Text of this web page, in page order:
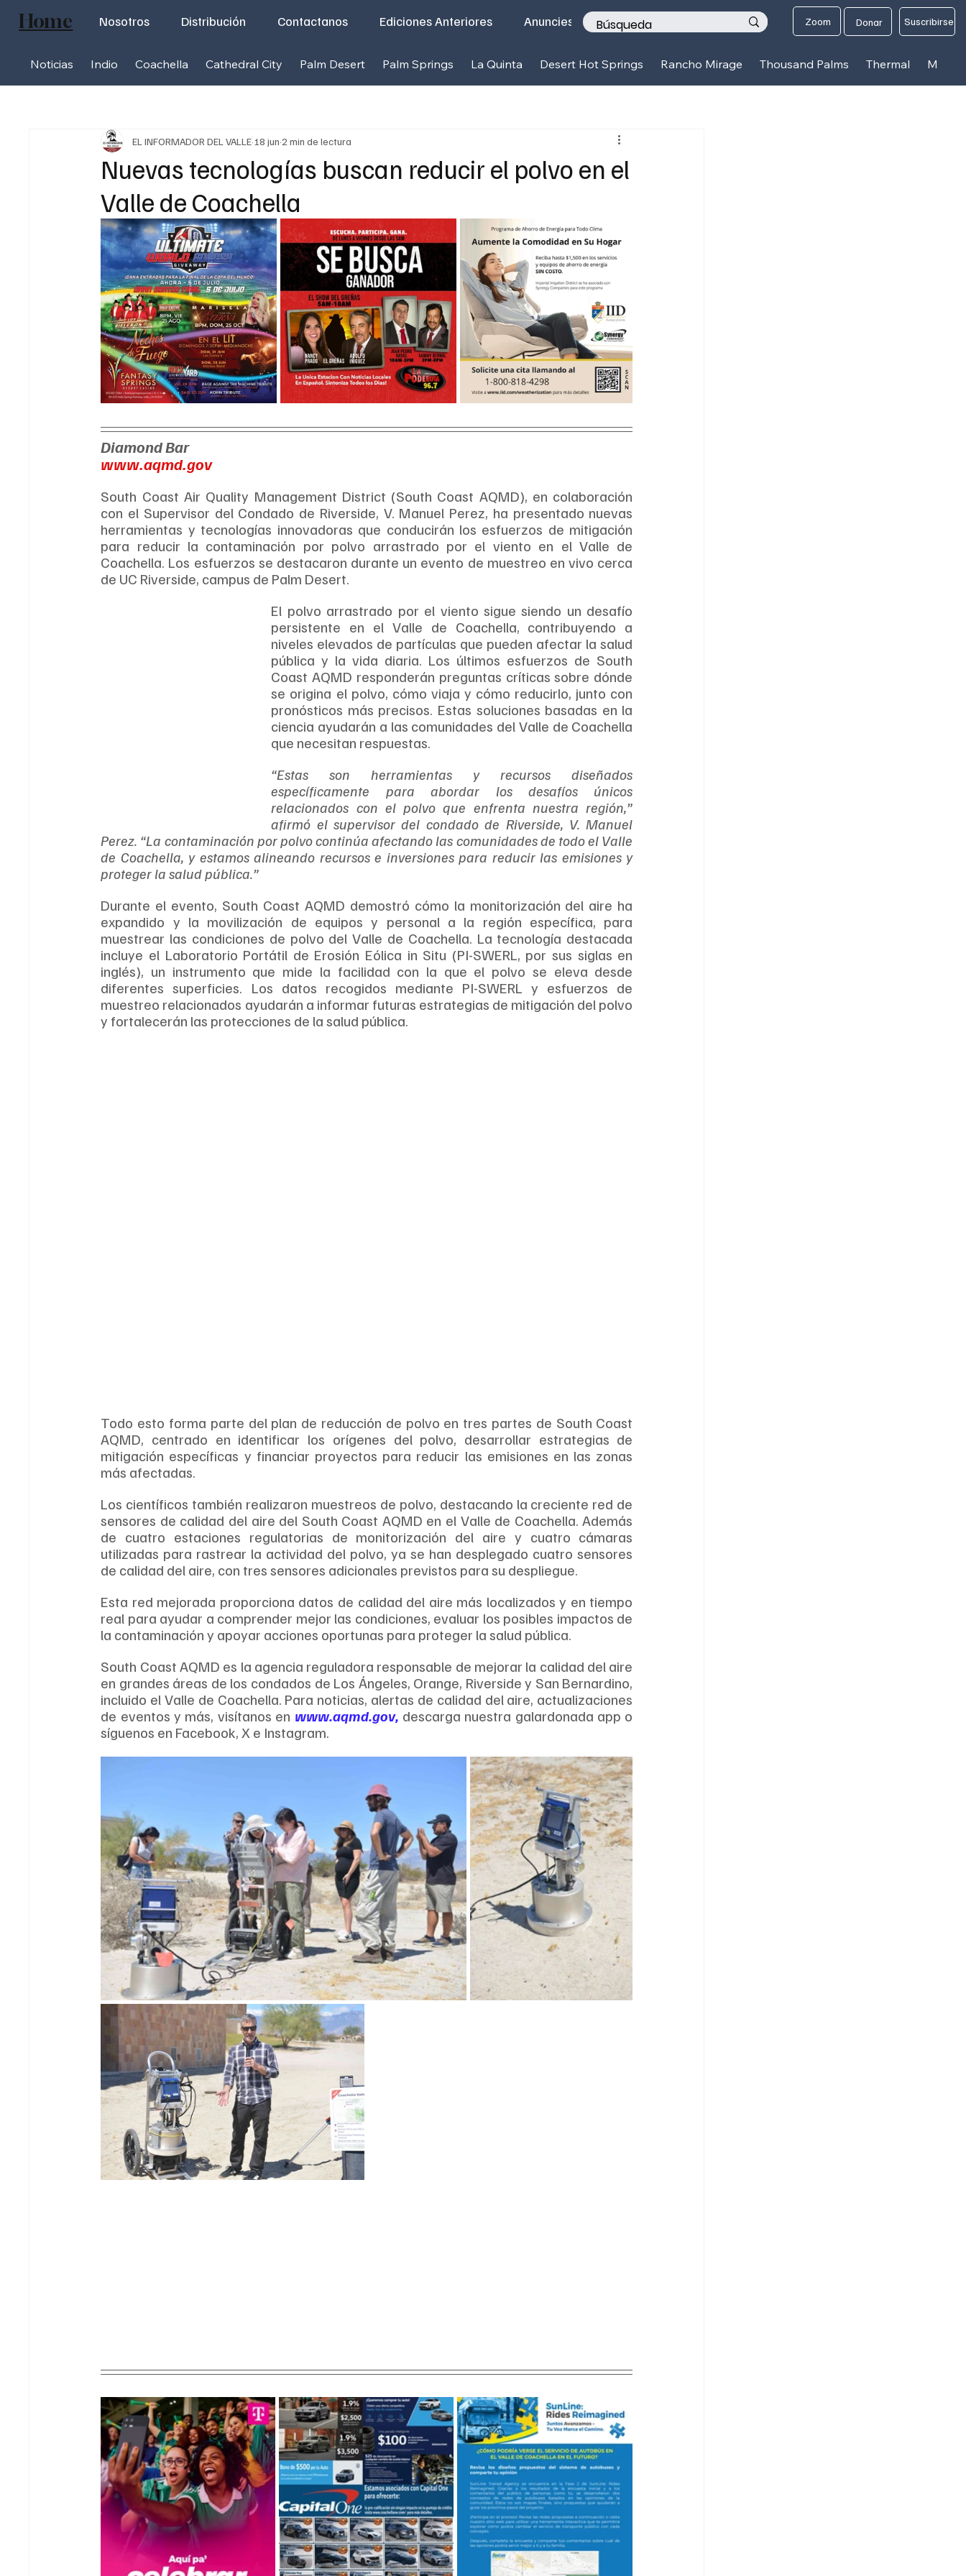
Noticias Indio Coachella Cathedral City Palm Desert Palm Springs La Quinta Desert Hot Springs Rancho Mirage Thousand Palms Thermal Mecca
Nosotros Distribución Contactanos Ediciones Anteriores Anunciese con nosotros Zoom Donar Suscribirse
Home
Nuevas tecnologías buscan reducir el polvo en el
Valle de Coachella
EL INFORMADOR DEL VALLE 18 jun 2 min de lectura
Diamond Bar
www.aqmd.gov
South Coast Air Quality Management District (South Coast AQMD), en colaboración
con el Supervisor del Condado de Riverside, V. Manuel Perez, ha presentado nuevas
herramientas y tecnologías innovadoras que conducirán los esfuerzos de mitigación
para reducir la contaminación por polvo arrastrado por el viento en el Valle de
Coachella. Los esfuerzos se destacaron durante un evento de muestreo en vivo cerca
de UC Riverside, campus de Palm Desert.
El polvo arrastrado por el viento sigue siendo un desafío
persistente en el Valle de Coachella, contribuyendo a
niveles elevados de partículas que pueden afectar la salud
pública y la vida diaria. Los últimos esfuerzos de South
Coast AQMD responderán preguntas críticas sobre dónde
se origina el polvo, cómo viaja y cómo reducirlo, junto con
pronósticos más precisos. Estas soluciones basadas en la
ciencia ayudarán a las comunidades del Valle de Coachella
que necesitan respuestas.
“Estas son herramientas y recursos diseñados
específicamente para abordar los desafíos únicos
relacionados con el polvo que enfrenta nuestra región,”
afirmó el supervisor del condado de Riverside, V. Manuel
Perez. “La contaminación por polvo continúa afectando las comunidades de todo el Valle
de Coachella, y estamos alineando recursos e inversiones para reducir las emisiones y
proteger la salud pública.”
Durante el evento, South Coast AQMD demostró cómo la monitorización del aire ha
expandido y la movilización de equipos y personal a la región específica, para
muestrear las condiciones de polvo del Valle de Coachella. La tecnología destacada
incluye el Laboratorio Portátil de Erosión Eólica in Situ (PI-SWERL, por sus siglas en
inglés), un instrumento que mide la facilidad con la que el polvo se eleva desde
diferentes superficies. Los datos recogidos mediante PI-SWERL y esfuerzos de
muestreo relacionados ayudarán a informar futuras estrategias de mitigación del polvo
y fortalecerán las protecciones de la salud pública.
Todo esto forma parte del plan de reducción de polvo en tres partes de South Coast
AQMD, centrado en identificar los orígenes del polvo, desarrollar estrategias de
mitigación específicas y financiar proyectos para reducir las emisiones en las zonas
más afectadas.
Los científicos también realizaron muestreos de polvo, destacando la creciente red de
sensores de calidad del aire del South Coast AQMD en el Valle de Coachella. Además
de cuatro estaciones regulatorias de monitorización del aire y cuatro cámaras
utilizadas para rastrear la actividad del polvo, ya se han desplegado cuatro sensores
de calidad del aire, con tres sensores adicionales previstos para su despliegue.
Esta red mejorada proporciona datos de calidad del aire más localizados y en tiempo
real para ayudar a comprender mejor las condiciones, evaluar los posibles impactos de
la contaminación y apoyar acciones oportunas para proteger la salud pública.
South Coast AQMD es la agencia reguladora responsable de mejorar la calidad del aire
en grandes áreas de los condados de Los Ángeles, Orange, Riverside y San Bernardino,
incluido el Valle de Coachella. Para noticias, alertas de calidad del aire, actualizaciones
de eventos y más, visítanos en www.aqmd.gov, descarga nuestra galardonada app o
síguenos en Facebook, X e Instagram.